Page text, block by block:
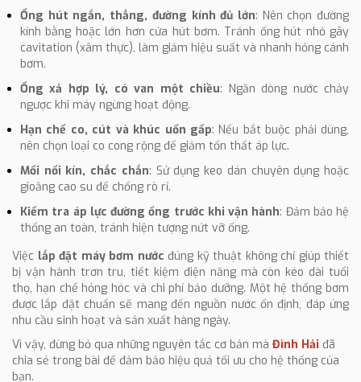
Ống hút ngắn, thẳng, đường kính đủ lớn: Nên chọn đường
kính bằng hoặc lớn hơn cửa hút bơm. Tránh ống hút nhỏ gây
cavitation (xâm thực), làm giảm hiệu suất và nhanh hỏng cánh
bơm.
Ống xả hợp lý, có van một chiều: Ngăn dòng nước chảy
ngược khi máy ngừng hoạt động.
Hạn chế co, cút và khúc uốn gấp: Nếu bắt buộc phải dùng,
nên chọn loại co cong rộng để giảm tổn thất áp lực.
Mối nối kín, chắc chắn: Sử dụng keo dán chuyên dụng hoặc
gioăng cao su để chống rò rỉ.
Kiểm tra áp lực đường ống trước khi vận hành: Đảm bảo hệ
thống an toàn, tránh hiện tượng nứt vỡ ống.
Việc lắp đặt máy bơm nước đúng kỹ thuật không chỉ giúp thiết
bị vận hành trơn tru, tiết kiệm điện năng mà còn kéo dài tuổi
thọ, hạn chế hỏng hóc và chi phí bảo dưỡng. Một hệ thống bơm
được lắp đặt chuẩn sẽ mang đến nguồn nước ổn định, đáp ứng
nhu cầu sinh hoạt và sản xuất hàng ngày.
Vì vậy, đừng bỏ qua những nguyên tắc cơ bản mà Đình Hải đã
chia sẻ trong bài để đảm bảo hiệu quả tối ưu cho hệ thống của
bạn.